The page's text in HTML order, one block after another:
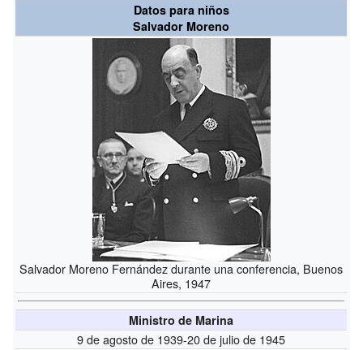
Datos para niños
Salvador Moreno
Salvador Moreno Fernández durante una conferencia, Buenos
Aires, 1947
Ministro de Marina
9 de agosto de 1939-20 de julio de 1945